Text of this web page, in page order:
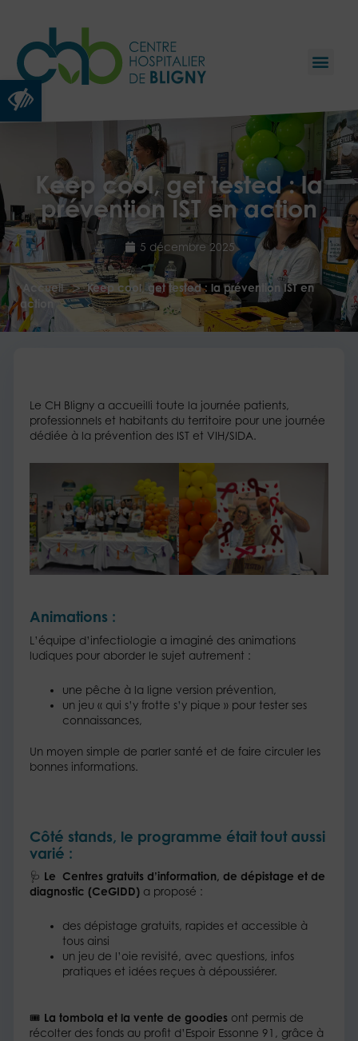
Ouvrir la barre d’outils
Keep cool, get tested : la
prévention IST en action
5 décembre 2025
Accueil > Keep cool, get tested : la prévention IST en
action
Le CH Bligny a accueilli toute la journée patients,
professionnels et habitants du territoire pour une journée
dédiée à la prévention des IST et VIH/SIDA.​
Animations :
L’équipe d’infectiologie a imaginé des animations
ludiques pour aborder le sujet autrement :​
une pêche à la ligne version prévention,​
un jeu « qui s’y frotte s’y pique » pour tester ses
connaissances,​
Un moyen simple de parler santé et de faire circuler les
bonnes informations.​
Côté stands, le programme était tout aussi
varié :​
🩺 Le Centres gratuits d’information, de dépistage et de
diagnostic (CeGIDD) a proposé : ​
des dépistage gratuits, rapides et accessible à
tous ainsi​
un jeu de l’oie revisité, avec questions, infos
pratiques et idées reçues à dépoussiérer.​
🎟️ La tombola et la vente de goodies ont permis de
récolter des fonds au profit d’Espoir Essonne 91, grâce à